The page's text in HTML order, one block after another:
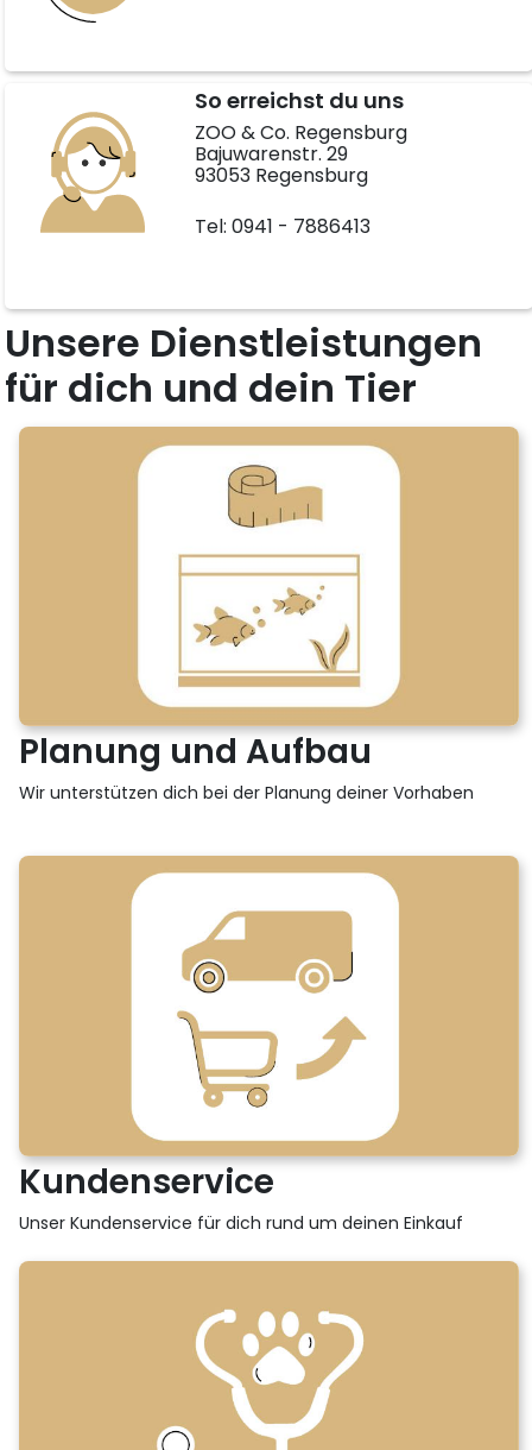
So erreichst du uns
ZOO & Co. Regensburg
Bajuwarenstr. 29
93053 Regensburg
Tel: 0941 - 7886413
Unsere Dienstleistungen
für dich und dein Tier
Planung und Aufbau
Wir unterstützen dich bei der Planung deiner Vorhaben
Kundenservice
Unser Kundenservice für dich rund um deinen Einkauf